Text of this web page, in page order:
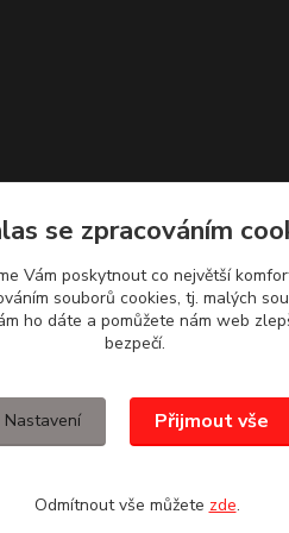
se zpracováním
Vám poskytnout co největší
souborů cookies, tj. malých
ho dáte a pomůžete nám web
bezpečí.
Nastavení Přijmout vše
Odmítnout vše můžete zde.